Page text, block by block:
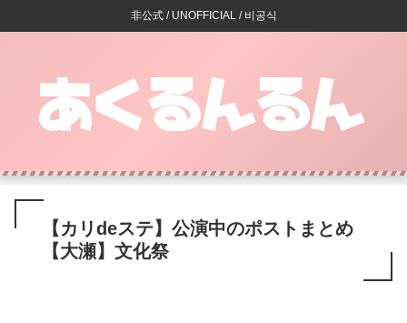
非公式 / UNOFFICIAL / 비공식
【カリdeステ】公演中のポストまとめ
【大瀬】文化祭